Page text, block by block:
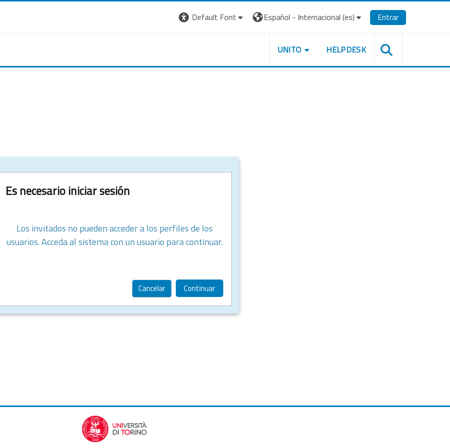
Default Font
Español - Internacional ‎(es)‎ Entrar
UNITO HELPDESK
Es necesario iniciar sesión
Los invitados no pueden acceder a los perfiles de los
usuarios. Acceda al sistema con un usuario para continuar.
Cancelar Continuar